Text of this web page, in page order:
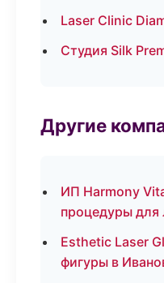
Laser Clinic
Студия Silk
Другие
ИП Harmony
процедуры для
Esthetic Laser
фигуры в